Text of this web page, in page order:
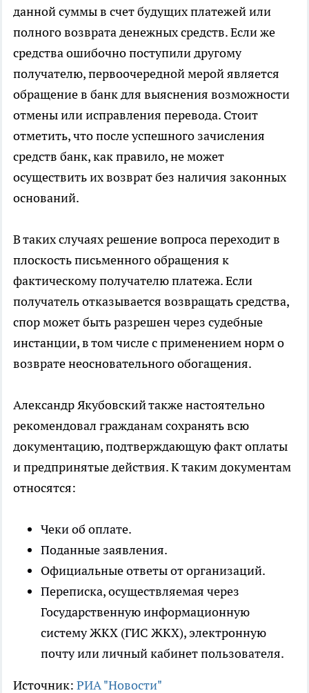
данной суммы в счет будущих платежей или
полного возврата денежных средств. Если же
средства ошибочно поступили другому
получателю, первоочередной мерой является
обращение в банк для выяснения возможности
отмены или исправления перевода. Стоит
отметить, что после успешного зачисления
средств банк, как правило, не может
осуществить их возврат без наличия законных
оснований.
В таких случаях решение вопроса переходит в
плоскость письменного обращения к
фактическому получателю платежа. Если
получатель отказывается возвращать средства,
спор может быть разрешен через судебные
инстанции, в том числе с применением норм о
возврате неосновательного обогащения.
Александр Якубовский также настоятельно
рекомендовал гражданам сохранять всю
документацию, подтверждающую факт оплаты
и предпринятые действия. К таким документам
относятся:
Чеки об оплате.
Поданные заявления.
Официальные ответы от организаций.
Переписка, осуществляемая через
Государственную информационную
систему ЖКХ (ГИС ЖКХ), электронную
почту или личный кабинет пользователя.
Источник: РИА "Новости"